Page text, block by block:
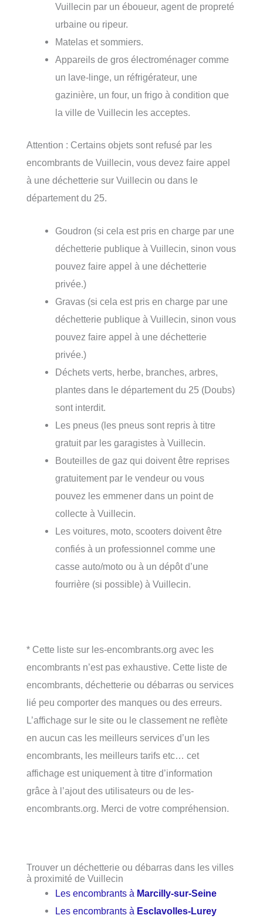
Vuillecin par un éboueur, agent de propreté
urbaine ou ripeur.
Matelas et sommiers.
Appareils de gros électroménager comme
un lave-linge, un réfrigérateur, une
gazinière, un four, un frigo à condition que
la ville de Vuillecin les acceptes.
Attention : Certains objets sont refusé par les
encombrants de Vuillecin, vous devez faire appel
à une déchetterie sur Vuillecin ou dans le
département du 25.
Goudron (si cela est pris en charge par une
déchetterie publique à Vuillecin, sinon vous
pouvez faire appel à une déchetterie
privée.)
Gravas (si cela est pris en charge par une
déchetterie publique à Vuillecin, sinon vous
pouvez faire appel à une déchetterie
privée.)
Déchets verts, herbe, branches, arbres,
plantes dans le département du 25 (Doubs)
sont interdit.
Les pneus (les pneus sont repris à titre
gratuit par les garagistes à Vuillecin.
Bouteilles de gaz qui doivent être reprises
gratuitement par le vendeur ou vous
pouvez les emmener dans un point de
collecte à Vuillecin.
Les voitures, moto, scooters doivent être
confiés à un professionnel comme une
casse auto/moto ou à un dépôt d’une
fourrière (si possible) à Vuillecin.
* Cette liste sur les-encombrants.org avec les
encombrants n’est pas exhaustive. Cette liste de
encombrants, déchetterie ou débarras ou services
lié peu comporter des manques ou des erreurs.
L’affichage sur le site ou le classement ne reflète
en aucun cas les meilleurs services d’un les
encombrants, les meilleurs tarifs etc… cet
affichage est uniquement à titre d’information
grâce à l’ajout des utilisateurs ou de les-
encombrants.org. Merci de votre compréhension.
Trouver un déchetterie ou débarras dans les villes
à proximité de Vuillecin
Les encombrants à Marcilly-sur-Seine
Les encombrants à Esclavolles-Lurey